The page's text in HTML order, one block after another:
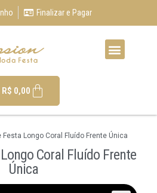
Finalizar e Pagar
R$ 0,00
Longo Coral Fluído Frente Única
Coral Fluído Frente
Única